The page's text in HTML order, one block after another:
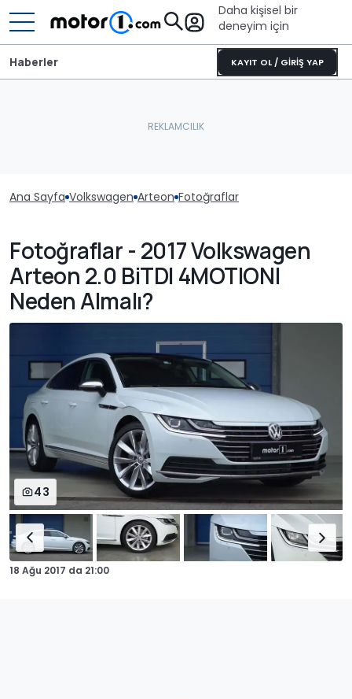
Daha kişisel bir
deneyim için
KAYIT OL / GİRİŞ YAP
Haberler
Ana Sayfa Volkswagen Arteon Fotoğraflar
Fotoğraflar - 2017 Volkswagen
Arteon 2.0 BiTDI 4MOTION|
Neden Almalı?
43
18 Ağu 2017 da 21:00